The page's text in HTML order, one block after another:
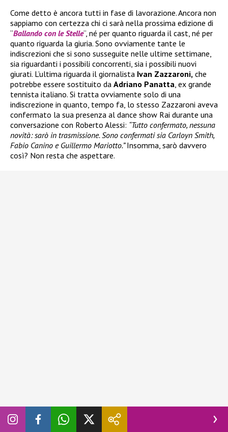
Come detto è ancora tutti in fase di lavorazione. Ancora non
sappiamo con certezza chi ci sarà nella prossima edizione di
“Ballando con le Stelle“, né per quanto riguarda il cast, né per
quanto riguarda la giuria. Sono ovviamente tante le
indiscrezioni che si sono susseguite nelle ultime settimane,
sia riguardanti i possibili concorrenti, sia i possibili nuovi
giurati. L’ultima riguarda il giornalista Ivan Zazzaroni, che
potrebbe essere sostituito da Adriano Panatta , ex grande
tennista italiano. Si tratta ovviamente solo di una
indiscrezione in quanto, tempo fa, lo stesso Zazzaroni aveva
confermato la sua presenza al dance show Rai durante una
conversazione con Roberto Alessi: “Tutto confermato, nessuna
novità: sarò in trasmissione. Sono confermati sia Carloyn Smith,
Fabio Canino e Guillermo Mariotto.”Insomma, sarò davvero
così? Non resta che aspettare.